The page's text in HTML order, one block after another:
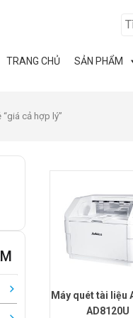
TRANG CHỦ SẢN PHẨM
cả hợp lý”
Máy quét tài liệu
AD8120U